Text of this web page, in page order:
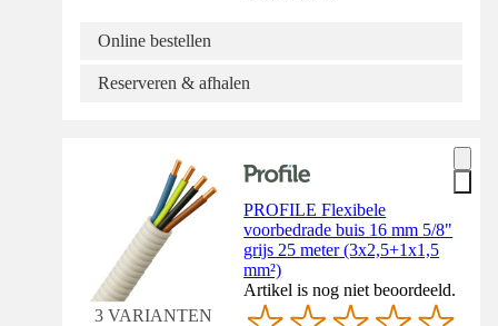
Online bestellen
Reserveren & afhalen
3 VARIANTEN
PROFILE Flexibele
voorbedrade buis 16 mm 5/8"
grijs 25 meter (3x2,5+1x1,5
mm²)
Artikel is nog niet beoordeeld.